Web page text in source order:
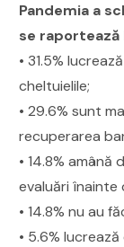
Pandemia a
se
• 31.5%
cheltuielile;
• 29.6% sunt
recuperarea
• 14.8% amână
evaluări înainte
• 14.8% nu au
• 5.6%